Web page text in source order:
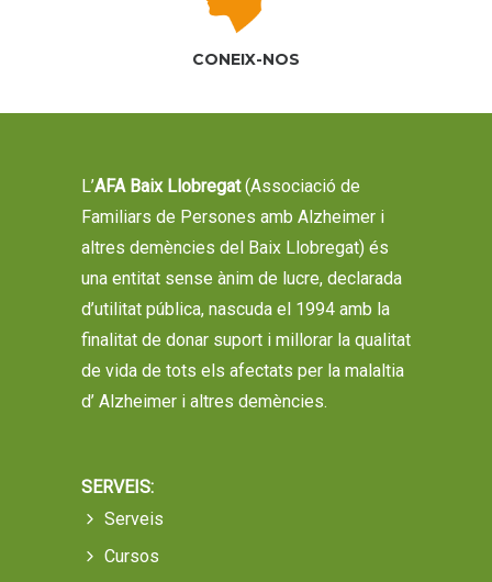
CONEIX-NOS
L’AFA Baix Llobregat(Associació de
Familiars de Persones amb Alzheimer i
altres demències del Baix Llobregat) és
una entitat sense ànim de lucre, declarada
d’utilitat pública, nascuda el 1994 amb la
finalitat de donar suport i millorar la qualitat
de vida de tots els afectats per la malaltia
d’ Alzheimer i altres demències.
SERVEIS:
Serveis
Cursos